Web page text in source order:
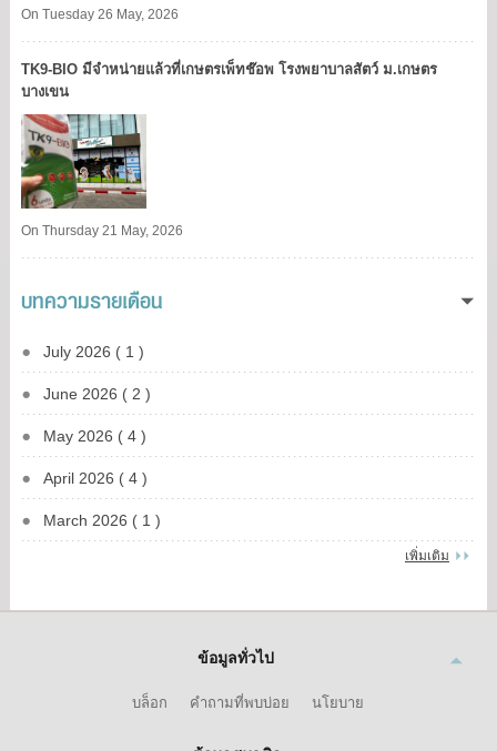
On Tuesday 26 May, 2026
TK9​-BIO มีจำหน่ายแล้วที่เกษตรเพ็ทช๊อพ โรงพยาบาลสัตว์ ม.เกษตร
บางเขน​
On Thursday 21 May, 2026
บทความรายเดือน
July 2026 ( 1 )
June 2026 ( 2 )
May 2026 ( 4 )
April 2026 ( 4 )
March 2026 ( 1 )
เพิ่มเติม
ข้อมูลทั่วไป
บล็อก คำถามที่พบบ่อย นโยบาย